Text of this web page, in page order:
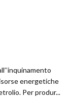
energetiche
Per produr...